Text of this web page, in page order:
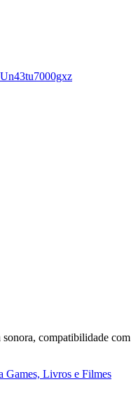
compatibilidade
Games, Livros e Filmes